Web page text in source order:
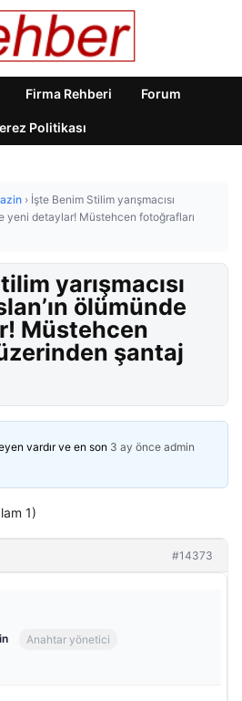
Firma Rehberi Forum
Politikası
› İşte Benim Stilim yarışmacısı
yeni detaylar! Müstehcen fotoğrafları
yarışmacısı
ölümünde
Müstehcen
şantaj
vardır ve en son 3 ay önce admin
1)
#14373
Anahtar yönetici